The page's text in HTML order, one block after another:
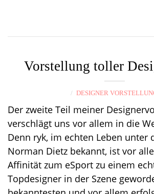
Vorstellung toller
DESIGNER
Der zweite Teil meiner
verschlägt uns vor allem in die
Denn ryk, im echten Leben unter
Norman Dietz bekannt, ist vor
Affinität zum eSport zu einem
Topdesigner in der Szene